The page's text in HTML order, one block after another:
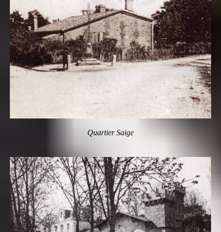
Quartier Saige